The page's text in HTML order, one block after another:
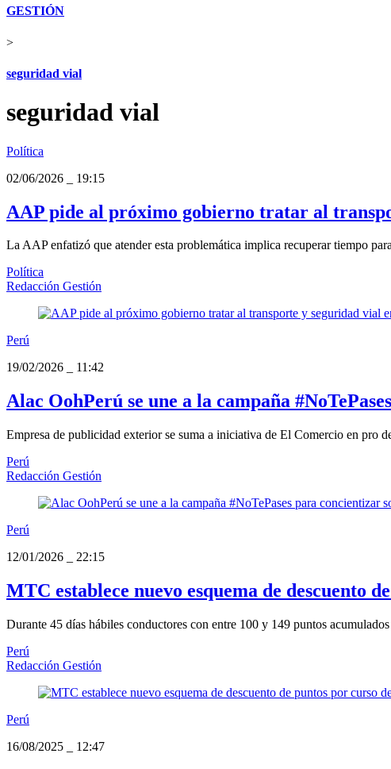
GESTIÓN
>
seguridad vial
seguridad vial
Política
02/06/2026
19:15
AAP pide al próximo gobierno tratar al
La AAP enfatizó que atender esta problemática implica recuperar tiempo
Política
Redacción Gestión
Perú
19/02/2026
11:42
Alac OohPerú se une a la campaña
Empresa de publicidad exterior se suma a iniciativa de El Comercio en pro
Perú
Redacción Gestión
Perú
12/01/2026
22:15
MTC establece nuevo esquema de descuento
Durante 45 días hábiles conductores con entre 100 y 149 puntos
Perú
Redacción Gestión
Perú
16/08/2025
12:47